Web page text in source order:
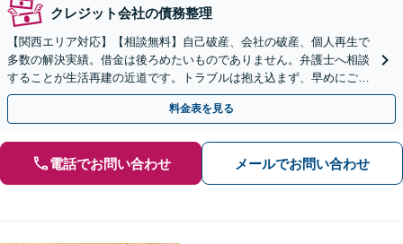
クレジット会社の債務整理
【関西エリア対応】【相談無料】自己破産、会社の破産、個人再生で
多数の解決実績。借金は後ろめたいものでありません。弁護士へ相談
することが生活再建の近道です。トラブルは抱え込まず、早めにご相
談を。
料金表を見る
電話でお問い合わせ メールでお問い合わせ